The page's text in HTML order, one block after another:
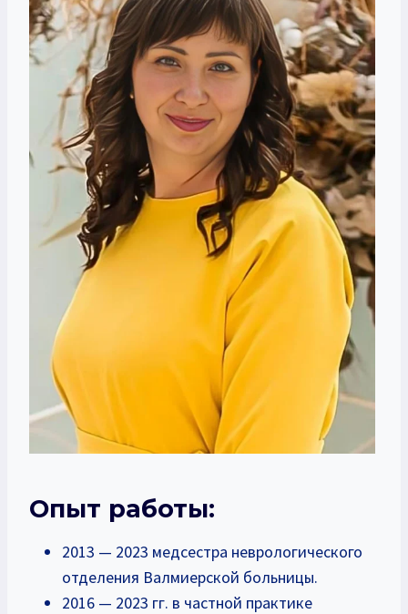
Опыт работы:
2013 — 2023 медсестра неврологического
отделения Валмиерской больницы.
2016 — 2023 гг. в частной практике